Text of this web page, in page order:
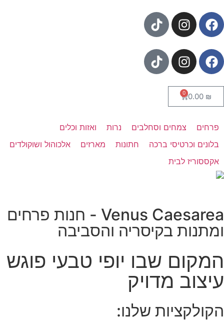
0.00 ₪
0
פרחים צמחים וסחלבים נרות
ואזות וכלים
בלונים וכרטיסי ברכה
חתונות מארזים
אלכוהול ושוקולדים
אקססוריז לבית
Venus Caesarea - חנות פרחים
ומתנות בקיסריה והסביבה
המקום שבו יופי טבעי פוגש
עיצוב מדויק
הקולקציות שלנו: